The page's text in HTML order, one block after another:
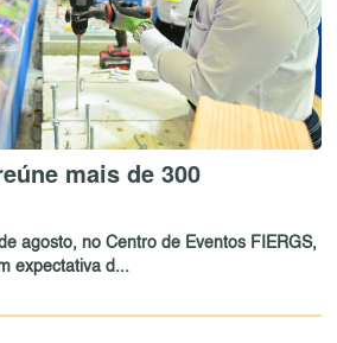
mais de 300
agosto, no Centro de Eventos FIERGS,
expectativa d...